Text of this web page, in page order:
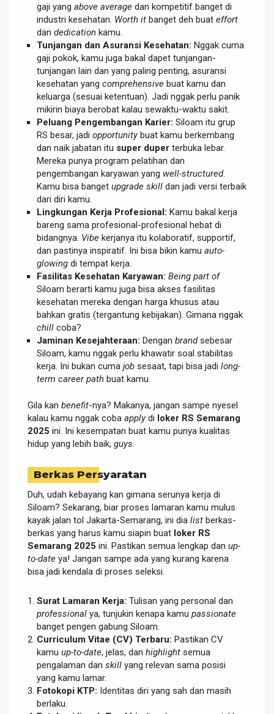
gaji yang above average dan kompetitif banget di
industri kesehatan. Worth it banget deh buat effort
dan dedication kamu.
Tunjangan dan Asuransi Kesehatan: Nggak cuma
gaji pokok, kamu juga bakal dapet tunjangan-
tunjangan lain dan yang paling penting, asuransi
kesehatan yang comprehensive buat kamu dan
keluarga (sesuai ketentuan). Jadi nggak perlu panik
mikirin biaya berobat kalau sewaktu-waktu sakit.
Peluang Pengembangan Karier: Siloam itu grup
RS besar, jadi opportunitybuat kamu berkembang
dan naik jabatan itu super duper terbuka lebar.
Mereka punya program pelatihan dan
pengembangan karyawan yang well-structured.
Kamu bisa banget upgrade skill dan jadi versi terbaik
dari diri kamu.
Lingkungan Kerja Profesional: Kamu bakal kerja
bareng sama profesional-profesional hebat di
bidangnya. Vibe kerjanya itu kolaboratif, supportif,
dan pastinya inspiratif. Ini bisa bikin kamu auto-
glowing di tempat kerja.
Fasilitas Kesehatan Karyawan: Being part of
Siloam berarti kamu juga bisa akses fasilitas
kesehatan mereka dengan harga khusus atau
bahkan gratis (tergantung kebijakan). Gimana nggak
chill coba?
Jaminan Kesejahteraan: Dengan brandsebesar
Siloam, kamu nggak perlu khawatir soal stabilitas
kerja. Ini bukan cuma job sesaat, tapi bisa jadi long-
term career path buat kamu.
Gila kan benefit-nya? Makanya, jangan sampe nyesel
kalau kamu nggak coba applydi loker RS Semarang
2025 ini. Ini kesempatan buat kamu punya kualitas
hidup yang lebih baik, guys.
Berkas Persyaratan
Duh, udah kebayang kan gimana serunya kerja di
Siloam? Sekarang, biar proses lamaran kamu mulus
kayak jalan tol Jakarta-Semarang, ini dia list berkas-
berkas yang harus kamu siapin buat loker RS
Semarang 2025 ini. Pastikan semua lengkap dan up-
to-date ya! Jangan sampe ada yang kurang karena
bisa jadi kendala di proses seleksi.
Surat Lamaran Kerja: Tulisan yang personal dan
professional ya, tunjukin kenapa kamu passionate
banget pengen gabung Siloam.
Curriculum Vitae (CV) Terbaru: Pastikan CV
kamu up-to-date, jelas, dan highlight semua
pengalaman dan skill yang relevan sama posisi
yang kamu lamar.
Fotokopi KTP: Identitas diri yang sah dan masih
berlaku.